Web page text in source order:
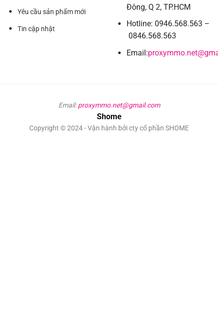
Yêu cầu sản phẩm mới
Tin cập nhật
Đông, Q 2, TP.HCM
Hotline: 0946.568.563 –
0846.568.563
Email:
Email:proxymmo.net@gmail.com
Shome
Copyright © 2024 - Vận hành bởi cty cổ phần SHOME